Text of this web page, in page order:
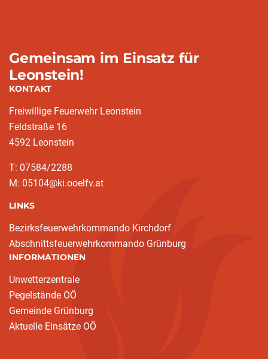
Gemeinsam im Einsatz für
Leonstein!
KONTAKT
Freiwillige Feuerwehr Leonstein
Feldstraße 16
4592 Leonstein
T: 07584/2288
M: 05104@ki.ooelfv.at
LINKS
Bezirksfeuerwehrkommando Kirchdorf
Abschnittsfeuerwehrkommando Grünburg
INFORMATIONEN
Unwetterzentrale
Pegelstände OÖ
Gemeinde Grünburg
Aktuelle Einsätze OÖ